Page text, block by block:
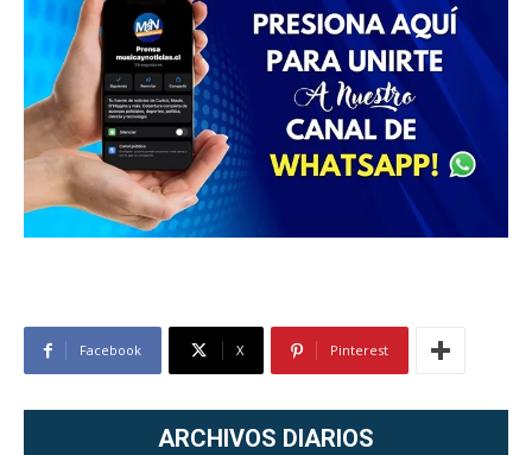
Facebook X Pinterest
ARCHIVOS DIARIOS